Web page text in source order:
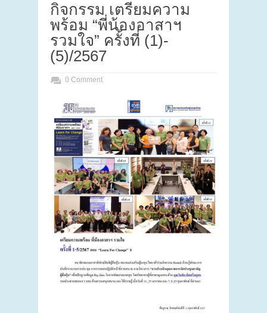
กิจกรรม เตรียมความ
พร้อม “พี่น้องอาสาฯ
รวมใจ” ครั้งที่ (1)-
(5)/2567
0 Comment